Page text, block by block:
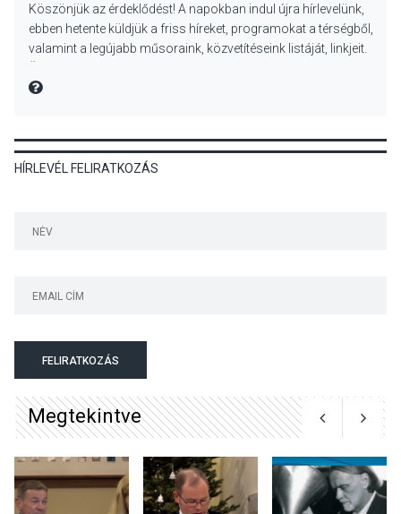
Színek, közösség és
hagyomány – kiállítás
nyitotta meg az idei Irány
KULTÚRA 2026 AUG 05
Mordái folk-rock koncert
kínálnak a szabadtéri
Szeptembertől emelkednek
a parkolási díjak
Szentendrén
Köszönjük az érdeklődést! A napokban indul újra hírlevelünk,
ebben hetente küldjük a friss híreket, programokat a térségből,
valamint a legújabb műsoraink, közvetítéseink listáját, linkjeit.
MIRE MONDTA
HÍRLEVÉL FELIRATKOZÁS
FELIRATKOZÁS
Megtekintve